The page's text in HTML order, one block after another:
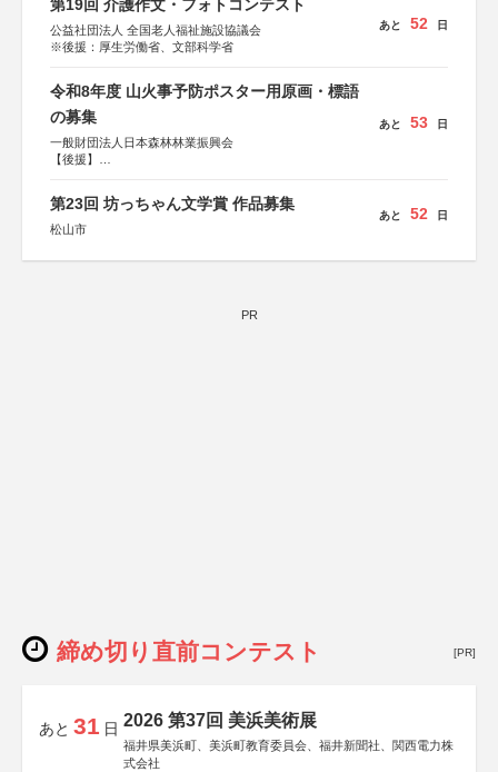
第19回 介護作文・フォトコンテスト
公益社団法人 全国老人福祉施設協議会
※後援：厚生労働省、文部科学省
あと 52 日
令和8年度 山火事予防ポスター用原画・標語
の募集
一般財団法人日本森林林業振興会
【後援】
会、森林火災対策協会
あと 53 日
第23回 坊っちゃん文学賞 作品募集
松山市
あと 52 日
PR
締め切り直前コンテスト [PR]
あと 31 日 2026 第37回 美浜美術展
福井県美浜町、美浜町教育委員会、福井新聞社、関西電力株
式会社